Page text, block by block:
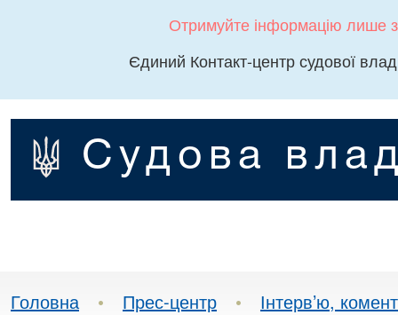
Отримуйте інформацію лише
Єдиний Контакт-центр судової
Судова
Головна • Прес-центр • Інтерв’ю,